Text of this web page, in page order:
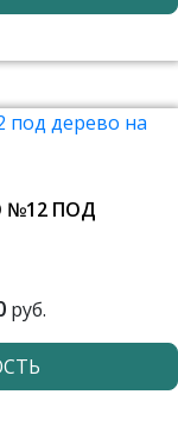
№12 ПОД
руб.